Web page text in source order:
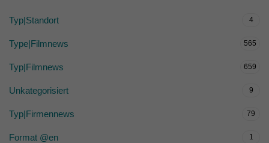
Typ|Standort 4
Type|Filmnews 565
Typ|Filmnews 659
Unkategorisiert 9
Typ|Firmennews 79
Format @en 1